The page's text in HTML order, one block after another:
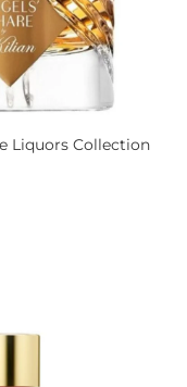
Liquors Collection